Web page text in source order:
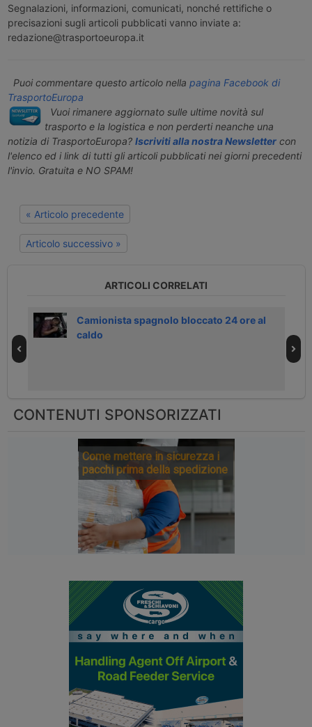
Segnalazioni, informazioni, comunicati, nonché rettifiche o
precisazioni sugli articoli pubblicati vanno inviate a:
redazione@trasportoeuropa.it
Puoi commentare questo articolo nella pagina Facebook di
TrasportoEuropa
Vuoi rimanere aggiornato sulle ultime novità sul
trasporto e la logistica e non perderti neanche una
notizia di TrasportoEuropa? Iscriviti alla nostra Newslettercon
l'elenco ed i link di tutti gli articoli pubblicati nei giorni precedenti
l'invio. Gratuita e NO SPAM!
« Articolo precedente
Articolo successivo »
ARTICOLI CORRELATI
Camionista spagnolo bloccato 24 ore al
caldo
CONTENUTI SPONSORIZZATI
Come mettere in sicurezza i
pacchi prima della spedizione